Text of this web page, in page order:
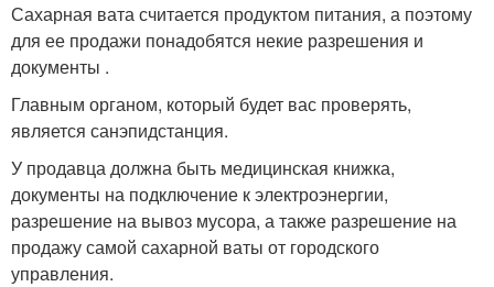
Сахарная вата считается продуктом питания, а поэтому
для ее продажи понадобятся некие разрешения и
документы .
Главным органом, который будет вас проверять,
является санэпидстанция.
У продавца должна быть медицинская книжка,
документы на подключение к электроэнергии,
разрешение на вывоз мусора, а также разрешение на
продажу самой сахарной ваты от городского
управления.